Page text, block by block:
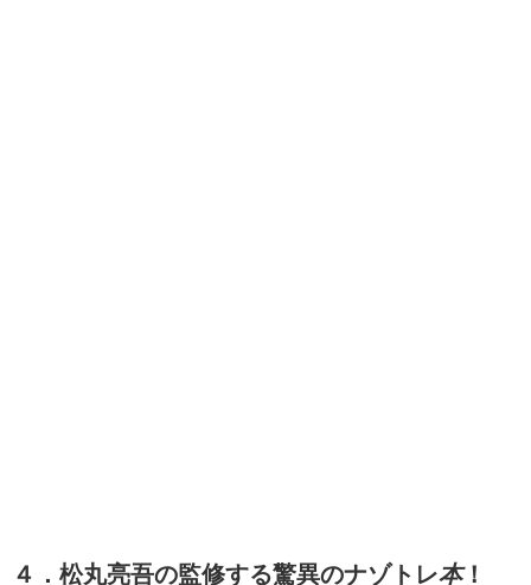
４．松丸亮吾の監修する驚異のナゾトレ本！